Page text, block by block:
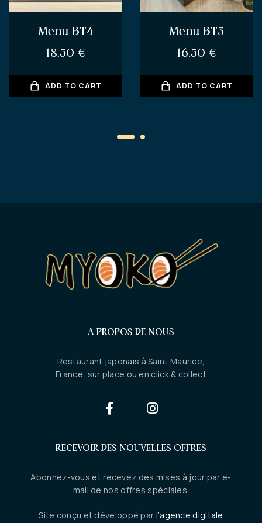
Menu BT4
18.50 €
ADD TO CART
Menu BT3
16.50 €
ADD TO CART
A PROPOS DE NOUS
Restaurant japonais à Saint Maurice,
France, sur place ou en click & collect
RECEVOIR DES NOUVELLES OFFRES
Abonnez-vous et recevez des mises à jour par e-
mail de nos offres spéciales.
Site conçu et développé par l’agence digitale